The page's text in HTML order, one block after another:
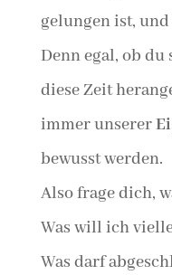
gelungen ist,
Denn egal, ob
diese Zeit
immer unserer
bewusst werden.
Also frage dich,
Was will ich
Was darf